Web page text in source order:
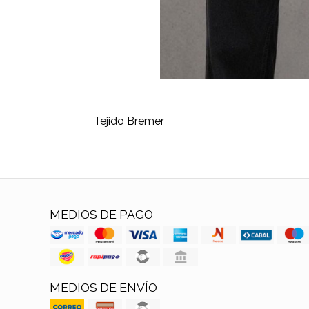
Tejido Bremer
MEDIOS DE PAGO
MEDIOS DE ENVÍO